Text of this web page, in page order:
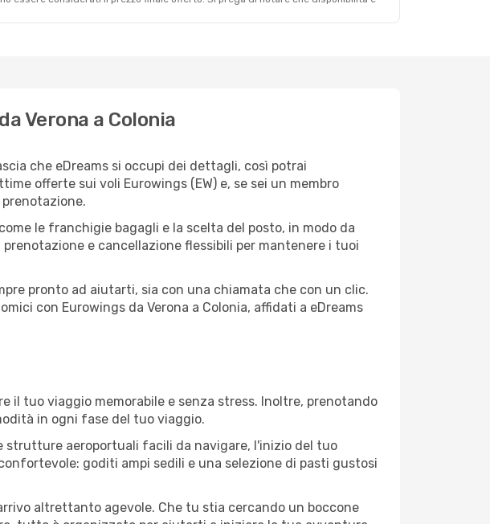
Verona a Colonia
che eDreams si occupi dei dettagli, così potrai
offerte sui voli Eurowings (EW) e, se sei un membro
le franchigie bagagli e la scelta del posto, in modo da
e cancellazione flessibili per mantenere i tuoi
pronto ad aiutarti, sia con una chiamata che con un clic.
con Eurowings da Verona a Colonia, affidati a eDreams
il tuo viaggio memorabile e senza stress. Inoltre, prenotando
in ogni fase del tuo viaggio.
strutture aeroportuali facili da navigare, l'inizio del tuo
goditi ampi sedili e una selezione di pasti gustosi
altrettanto agevole. Che tu stia cercando un boccone